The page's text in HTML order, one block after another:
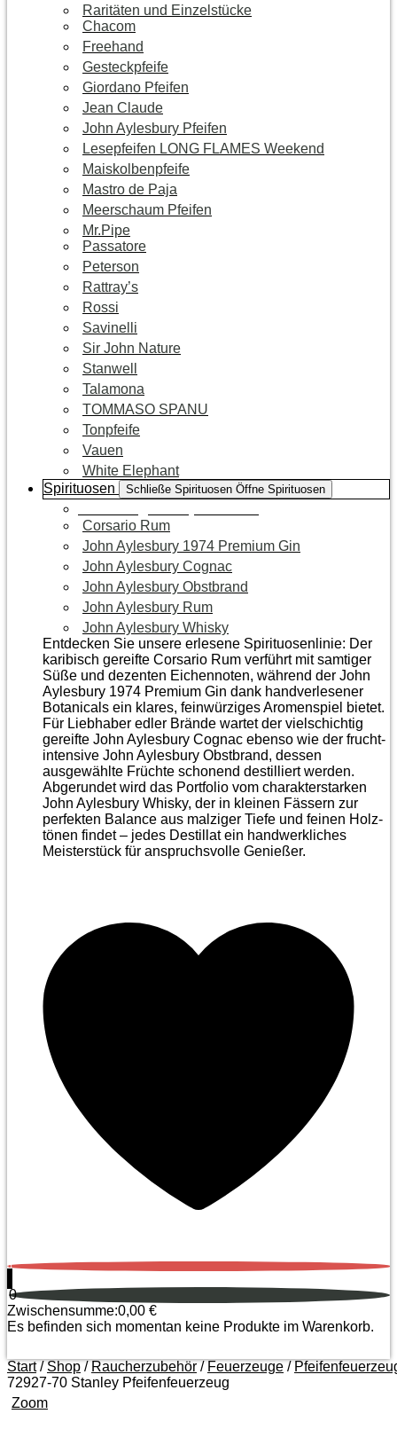
Raritäten und Einzelstücke
Chacom
Freehand
Gesteckpfeife
Giordano Pfeifen
Jean Claude
John Aylesbury Pfeifen
Lesepfeifen LONG FLAMES Weekend
Maiskolbenpfeife
Mastro de Paja
Meerschaum Pfeifen
Mr.Pipe
Passatore
Peterson
Rattray’s
Rossi
Savinelli
Sir John Nature
Stanwell
Talamona
TOMMASO SPANU
Tonpfeife
Vauen
White Elephant
Spirituosen
Schließe Spirituosen Öffne Spirituosen
Corsario Rum
John Aylesbury 1974 Premium Gin
John Aylesbury Cognac
John Aylesbury Obstbrand
John Aylesbury Rum
John Aylesbury Whisky
Entdecken Sie unsere erlesene Spirituosenlinie: Der
karibisch gereifte Corsario Rum verführt mit samtiger
Süße und dezenten Eichen­noten, während der John
Aylesbury 1974 Premium Gin dank handverlesener
Botanicals ein klares, feinwürziges Aromenspiel bietet.
Für Liebhaber edler Brände wartet der vielschichtig
gereifte John Aylesbury Cognac ebenso wie der frucht­
intensive John Aylesbury Obstbrand, dessen
ausgewählte Früchte schonend destilliert werden.
Abgerundet wird das Portfolio vom charakterstarken
John Aylesbury Whisky, der in kleinen Fässern zur
perfekten Balance aus malziger Tiefe und feinen Holz­
tönen findet – jedes Destillat ein handwerkliches
Meister­stück für anspruchsvolle Genießer.
0
0
Zwischensumme:0,00 €
Es befinden sich momentan keine Produkte im Warenkorb.
Start/ Shop / Raucherzubehör / Feuerzeuge /
72927-70 Stanley Pfeifenfeuerzeug
Zoom